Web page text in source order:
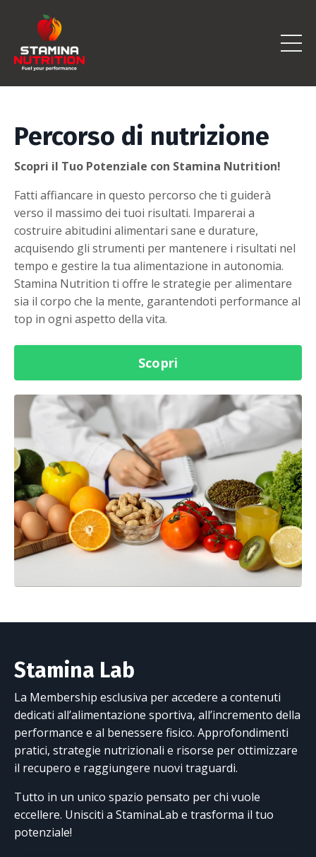
Percorso di nutrizione
Scopri il Tuo Potenziale con Stamina Nutrition!
Fatti affiancare in questo percorso che ti guiderà
verso il massimo dei tuoi risultati. Imparerai a
costruire abitudini alimentari sane e durature,
acquisendo gli strumenti per mantenere i risultati nel
tempo e gestire la tua alimentazione in autonomia.
Stamina Nutrition ti offre le strategie per alimentare
sia il corpo che la mente, garantendoti performance al
top in ogni aspetto della vita.
Scopri
Stamina Lab
La Membership esclusiva per accedere a contenuti
dedicati all’alimentazione sportiva, all’incremento della
performance e al benessere fisico. Approfondimenti
pratici, strategie nutrizionali e risorse per ottimizzare
il recupero e raggiungere nuovi traguardi.
Tutto in un unico spazio pensato per chi vuole
eccellere. Unisciti a StaminaLab e trasforma il tuo
potenziale!